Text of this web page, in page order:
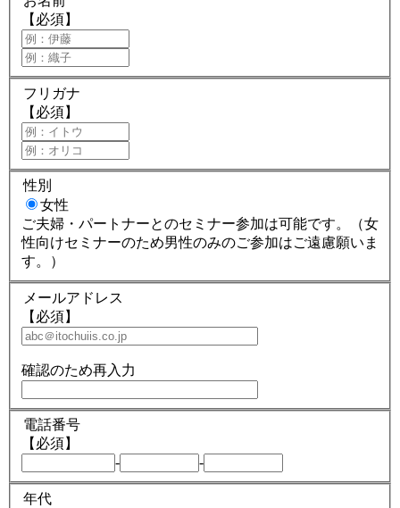
【必須】
フリガナ
【必須】
性別
女性
ご夫婦・パートナーとのセミナー参加は可能です。（女
性向けセミナーのため男性のみのご参加はご遠慮願いま
す。）
メールアドレス
【必須】
確認のため再入力
電話番号
【必須】
-
-
年代